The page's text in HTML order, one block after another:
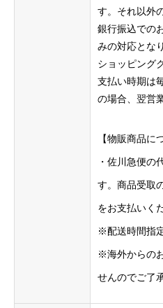
す。それ以外
銀⾏振込での
みの対応とな
ショッピング
⽀払い時期は
の場合、翌営
【物販商品に
・佐川急便の
す。商品受取
をお支払いく
※配送時間指
※海外からの
せんのでご了